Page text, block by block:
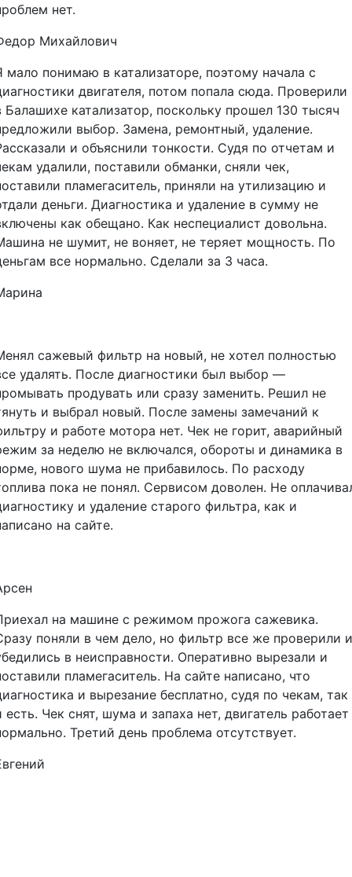
нет.
Михайлович
мало понимаю в катализаторе, поэтому начала с
двигателя, потом попала сюда. Проверили
Балашихе катализатор, поскольку прошел 130 тысяч
выбор. Замена, ремонтный, удаление.
и объяснили тонкости. Судя по отчетам и
удалили, поставили обманки, сняли чек,
пламегаситель, приняли на утилизацию и
деньги. Диагностика и удаление в сумму не
как обещано. Как неспециалист довольна.
не шумит, не воняет, не теряет мощность. По
все нормально. Сделали за 3 часа.
сажевый фильтр на новый, не хотел полностью
удалять. После диагностики был выбор —
продувать или сразу заменить. Решил не
и выбрал новый. После замены замечаний к
и работе мотора нет. Чек не горит, аварийный
за неделю не включался, обороты и динамика в
нового шума не прибавилось. По расходу
пока не понял. Сервисом доволен. Не
и удаление старого фильтра, как и
на сайте.
на машине с режимом прожога сажевика.
поняли в чем дело, но фильтр все же проверили и
в неисправности. Оперативно вырезали и
пламегаситель. На сайте написано, что
и вырезание бесплатно, судя по чекам, так
есть. Чек снят, шума и запаха нет, двигатель работает
Третий день проблема отсутствует.